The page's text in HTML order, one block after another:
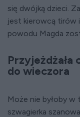
się dwójką dzieci.
jest kierowcą tirów
powodu Magda
Przyjeżdżała
do wieczora
Może nie byłoby w
szwagierka